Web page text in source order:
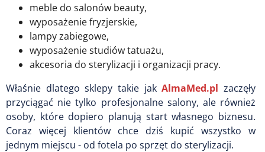
meble do salonów beauty,
wyposażenie fryzjerskie,
lampy zabiegowe,
wyposażenie studiów tatuażu,
akcesoria do sterylizacji i organizacji pracy.
Właśnie dlatego sklepy takie jakAlmaMed.pl zaczęły
przyciągać nie tylko profesjonalne salony, ale również
osoby, które dopiero planują start własnego biznesu.
Coraz więcej klientów chce dziś kupić wszystko w
jednym miejscu - od fotela po sprzęt do sterylizacji.